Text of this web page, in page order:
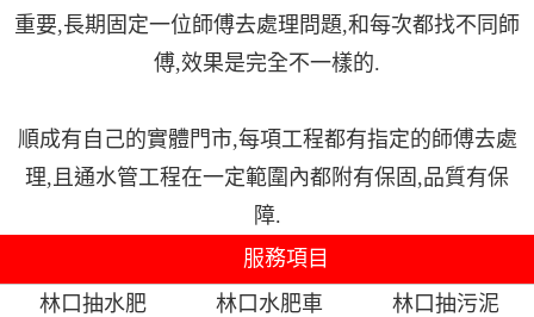
重要,長期固定一位師傅去處理問題,和每次都找不同師
傅,效果是完全不一樣的.
順成有自己的實體門市,每項工程都有指定的師傅去處
理,且通水管工程在一定範圍內都附有保固,品質有保
障.
服務項目
林口抽水肥
林口水肥車
林口抽污泥